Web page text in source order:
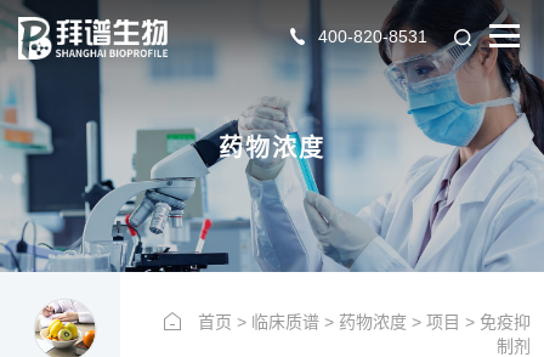
400-820-8531
YYPG
药物浓度
首页 > 临床质谱> 药物浓度> 项目 > 免疫抑
制剂